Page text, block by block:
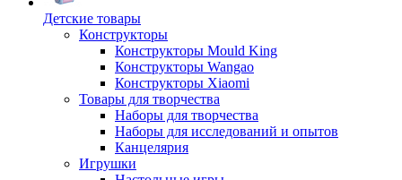
Детские товары
Конструкторы
Конструкторы Mould King
Конструкторы Wangao
Конструкторы Xiaomi
Товары для творчества
Наборы для творчества
Наборы для исследований и опытов
Канцелярия
Игрушки